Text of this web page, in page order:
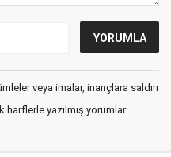
veya imalar, inançlara saldırı
harflerle yazılmış yorumlar